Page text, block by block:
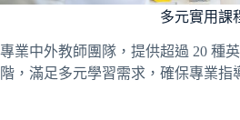
多元實用課
專業中外教師團隊，提供超過 20 種
階，滿足多元學習需求，確保專業指